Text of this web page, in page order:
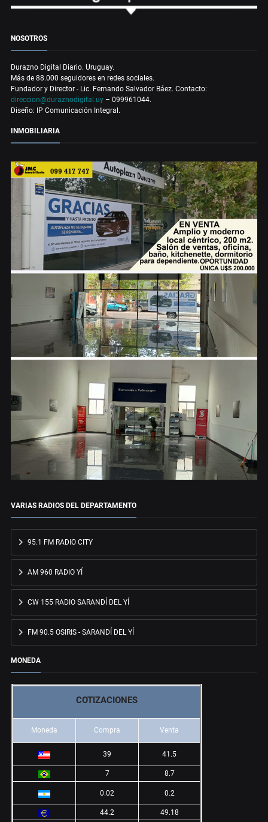
NOSOTROS
Durazno Digital Diario. Uruguay.
Más de 88.000 seguidores en redes sociales.
Fundador y Director - Lic. Fernando Salvador Báez. Contacto:
direccion@duraznodigital.uy – 099961044.
Diseño: IP Comunicación Integral.
INMOBILIARIA
VARIAS RADIOS DEL DEPARTAMENTO
95.1 FM RADIO CITY
AM 960 RADIO YÍ
CW 155 RADIO SARANDÍ DEL YÍ
FM 90.5 OSIRIS - SARANDÍ DEL YÍ
MONEDA
COTIZACIONES
Moneda Compra Venta
39 41.5
7 8.7
0.02 0.2
44.2
49.18